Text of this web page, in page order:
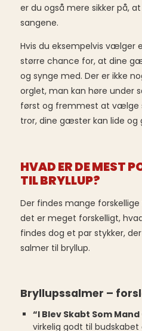
er du også mere sikker på,
sangene.
Hvis du eksempelvis vælger
større chance for, at dine
og synge med. Der er ikke
orglet, man kan høre under
først og fremmest at vælge
tror, dine gæster kan lide og
HVAD ER DE MEST
TIL BRYLLUP?
Der findes mange
det er meget forskelligt,
findes dog et par stykker,
salmer til bryllup.
Bryllupssalmer –
“I Blev Skabt Som
virkelig godt til